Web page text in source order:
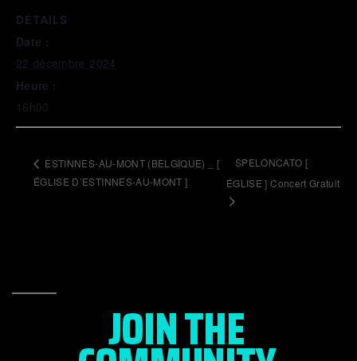
DÉTAILS
Date :
22 décembre 2024
Heure :
16h00
ESTINNES-AU-MONT (BELGIQUE) _ [
ÉGLISE D’ESTINNES-AU-MONT ]
SPELONCATO [
ÉGLISE ] Concert Gratuit
JOIN THE